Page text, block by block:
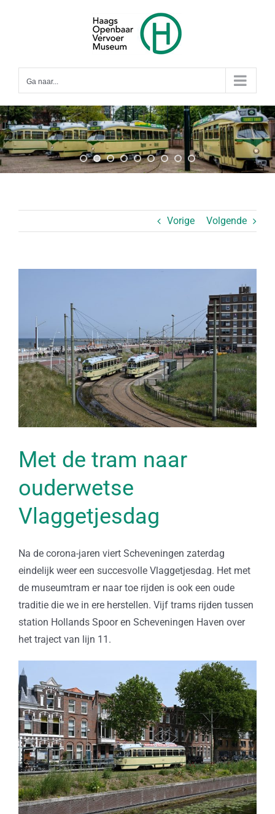
Ga naar...
Vorige Volgende
Met de tram naar
ouderwetse
Vlaggetjesdag
Na de corona-jaren viert Scheveningen zaterdag
eindelijk weer een succesvolle Vlaggetjesdag. Het met
de museumtram er naar toe rijden is ook een oude
traditie die we in ere herstellen. Vijf trams rijden tussen
station Hollands Spoor en Scheveningen Haven over
het traject van lijn 11.